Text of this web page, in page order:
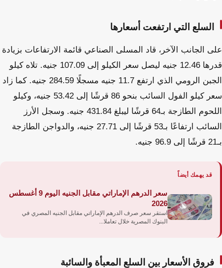
السلع التي ارتفعت أسعارها
على الجانب الآخر، قاد المسلى الصناعي قائمة الارتفاعات بزيادة
قدرها 12.46 جنيه ليصل سعر الكيلو إلى 107.09 جنيه. تلاه كيلو
الجبن الرومي الذي ارتفع 11.7 جنيه مسجلًا 284.59 جنيه. كما زاد
سعر كيلو الفول السائب بنحو 86 قرشًا إلى 53.42 جنيه، وكيلو
اللحوم الطازجة بـ64 قرشًا ليبلغ 431.84 جنيه. وسجل الأرز
السائب ارتفاعًا بـ53 قرشًا إلى 27.71 جنيه، والدواجن الطازجة
بـ21 قرشًا إلى 96.9 جنيه.
قد يهمك أيضاً
سعر الدرهم الإماراتي مقابل الجنيه اليوم 9 أغسطس
2026
استقر سعر صرف الدرهم الإماراتي مقابل الجنيه المصري في
البنوك المصرية خلال تعاملا...
فروق الأسعار بين السلع المعبأة والسائبة